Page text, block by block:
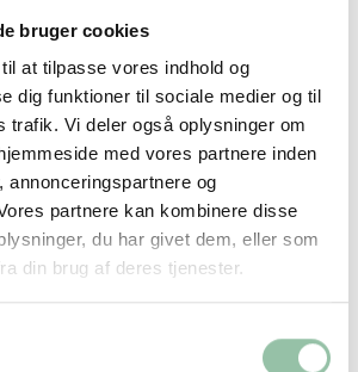
bruger cookies
at tilpasse vores indhold og
dig funktioner til sociale medier og til
trafik. Vi deler også oplysninger om
med vores partnere inden
annonceringspartnere og
partnere kan kombinere disse
du har givet dem, eller som
din brug af deres tjenester.
måde stemmer
Udover mælk bør barnet
kan du begynde at
dog maks. ½ dl pr
tykmælk eller A38 af
da det er surmælksprodukter,
3,5 % fedt og maks. 3,5 %